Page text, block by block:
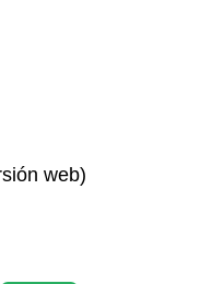
web)